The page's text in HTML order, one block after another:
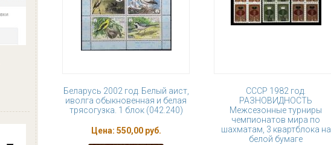
Беларусь 2002 год. Белый аист,
иволга обыкновенная и белая
трясогузка. 1 блок (042.240)
Цена: 550,00 руб.
СССР 1982 год.
РАЗНОВИДНОСТЬ
Межсезонные турниры
чемпионатов мира по
шахматам, 3 квартблока на
белой бумаге